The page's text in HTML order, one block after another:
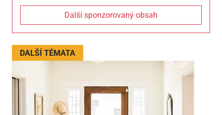
Další sponzorovaný obsah
DALŠÍ TÉMATA